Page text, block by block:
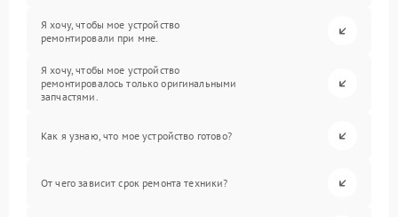
Я хочу, чтобы мое устройство
ремонтировали при мне.
Я хочу, чтобы мое устройство
ремонтировалось только оригинальными
запчастями.
Как я узнаю, что мое устройство готово?
От чего зависит срок ремонта техники?